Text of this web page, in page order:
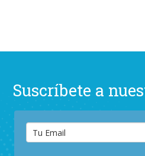
Suscríbete a